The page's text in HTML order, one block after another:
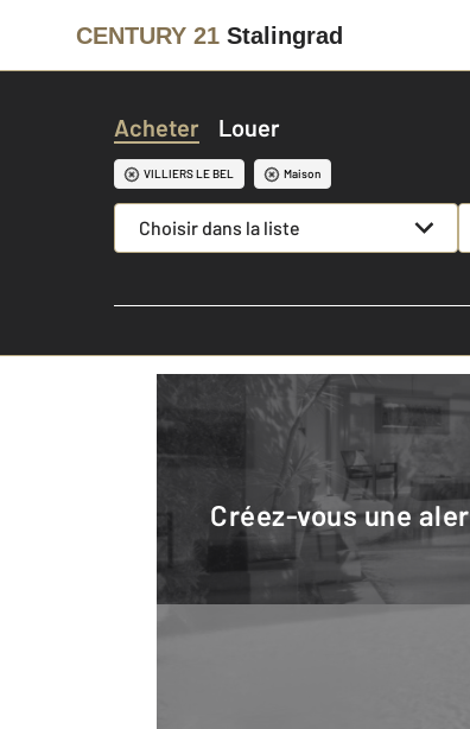
CENTURY 21 Stalingrad
Acheter Louer
VILLIERS LE BEL Maison
Choisir dans la liste
Créez-vous une alerte mail pour être averti quand une annonce est en ligne et consultez la